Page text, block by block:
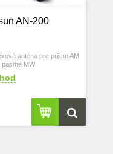
AN-200
anténa pre prijem AM
pasme MW